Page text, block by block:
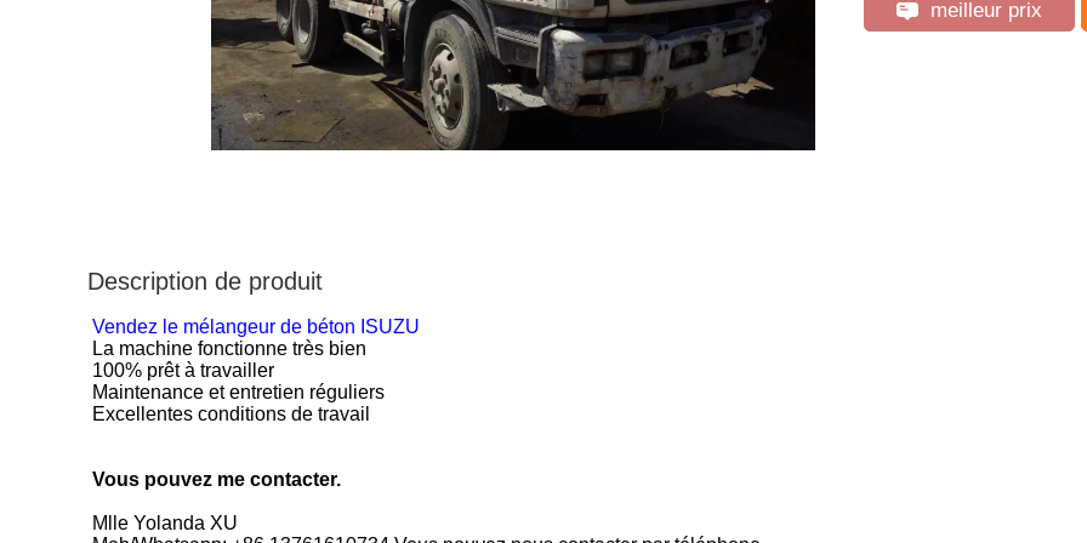
meilleur prix
Description de produit
Vendez le mélangeur de béton ISUZU
La machine fonctionne très bien
100% prêt à travailler
Maintenance et entretien réguliers
Excellentes conditions de travail
Vous pouvez me contacter.
Mlle Yolanda XU